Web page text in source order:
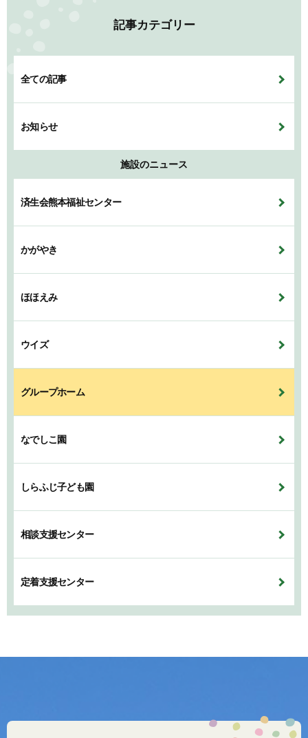
記事カテゴリー
全ての記事
お知らせ
施設のニュース
済生会熊本福祉センター
かがやき
ほほえみ
ウイズ
グループホーム
なでしこ園
しらふじ子ども園
相談支援センター
定着支援センター